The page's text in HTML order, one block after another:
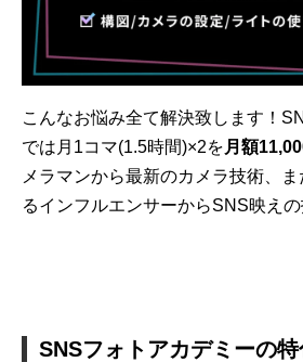
こんなお悩み全て解決致します！
では月1コマ(1.5時間)×2を 月額
メラマンから最新のカメラ技術、
るインフルエンサーからSNS映えの
SNSフォトアカデミーの特